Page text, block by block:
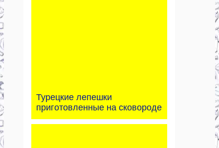
Турецкие лепешки
приготовленные на сковороде